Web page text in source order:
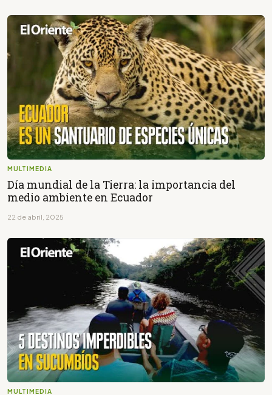
MULTIMEDIA
Día mundial de la Tierra: la importancia del
medio ambiente en Ecuador
22 de abril, 2025
MULTIMEDIA